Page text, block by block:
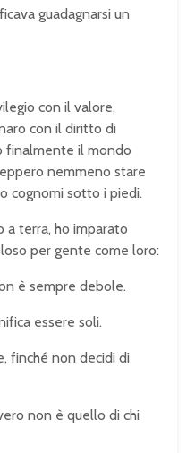
guadagnarsi un
con il valore,
con il diritto di
finalmente il mondo
nemmeno stare
cognomi sotto i piedi.
a terra, ho imparato
per gente come loro:
è sempre debole.
essere soli.
finché non decidi di
non è quello di chi